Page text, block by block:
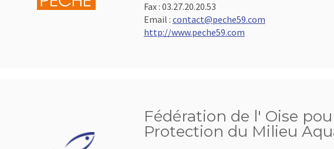
Fax : 03.27.20.20.53
Email : contact@peche59.com
http://www.peche59.com
Fédération de l' Oise
Protection du Milieu